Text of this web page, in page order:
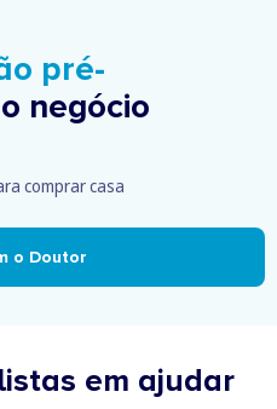
pré-
negócio
comprar casa
o Doutor
em ajudar